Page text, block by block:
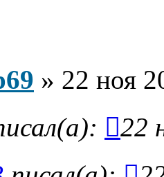
» 22 ноя
22